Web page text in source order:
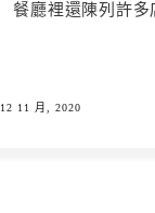
餐廳裡還陳列許多
12 11 月, 2020